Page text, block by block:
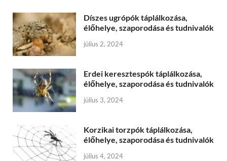
Díszes ugrópók táplálkozása,
élőhelye, szaporodása és tudnivalók
július 2, 2024
Erdei keresztespók táplálkozása,
élőhelye, szaporodása és tudnivalók
július 3, 2024
Korzikai torzpók táplálkozása,
élőhelye, szaporodása és tudnivalók
július 4, 2024